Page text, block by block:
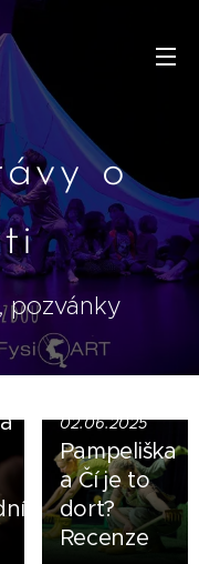
o
pozvánky
02.06.2025
Pampeliška
a Čí je to
dort?
Recenze